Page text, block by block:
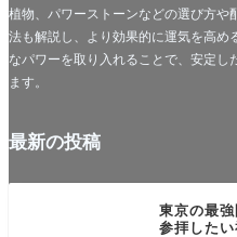
植物、パワーストーンなどの選び方や
法も解説し、より効果的に運気を高め
なパワーを取り入れることで、安定し
ます。
最新の投稿
未分類
東京の最
参拝したい